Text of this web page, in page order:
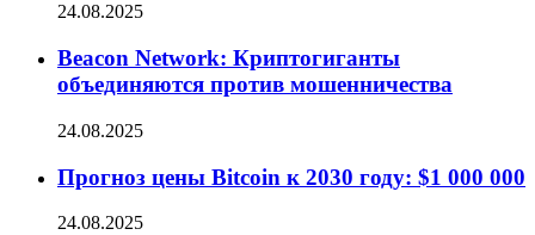
24.08.2025
Beacon Network: Криптогиганты
объединяются против мошенничества
24.08.2025
Прогноз цены Bitcoin к 2030 году: $1 000 000
24.08.2025